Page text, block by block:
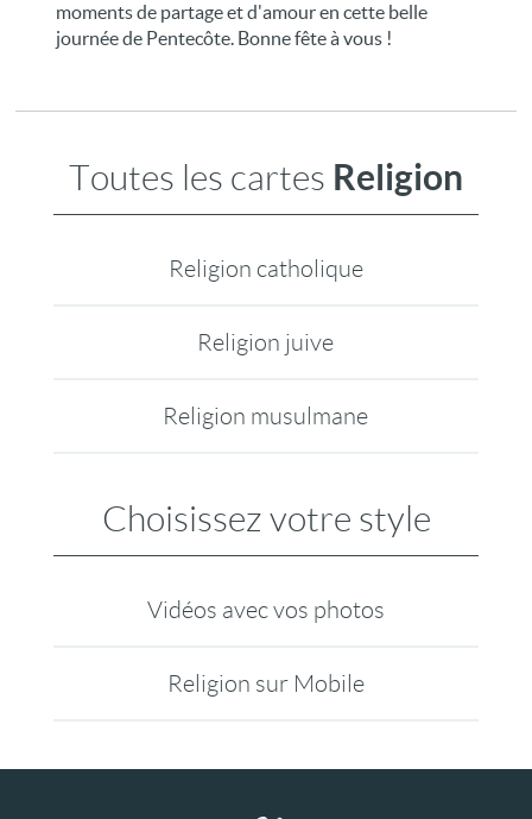
moments de partage et d'amour en cette belle
journée de Pentecôte. Bonne fête à vous !
Toutes les cartes Religion
Religion catholique
Religion juive
Religion musulmane
Choisissez votre style
Vidéos avec vos photos
Religion sur Mobile